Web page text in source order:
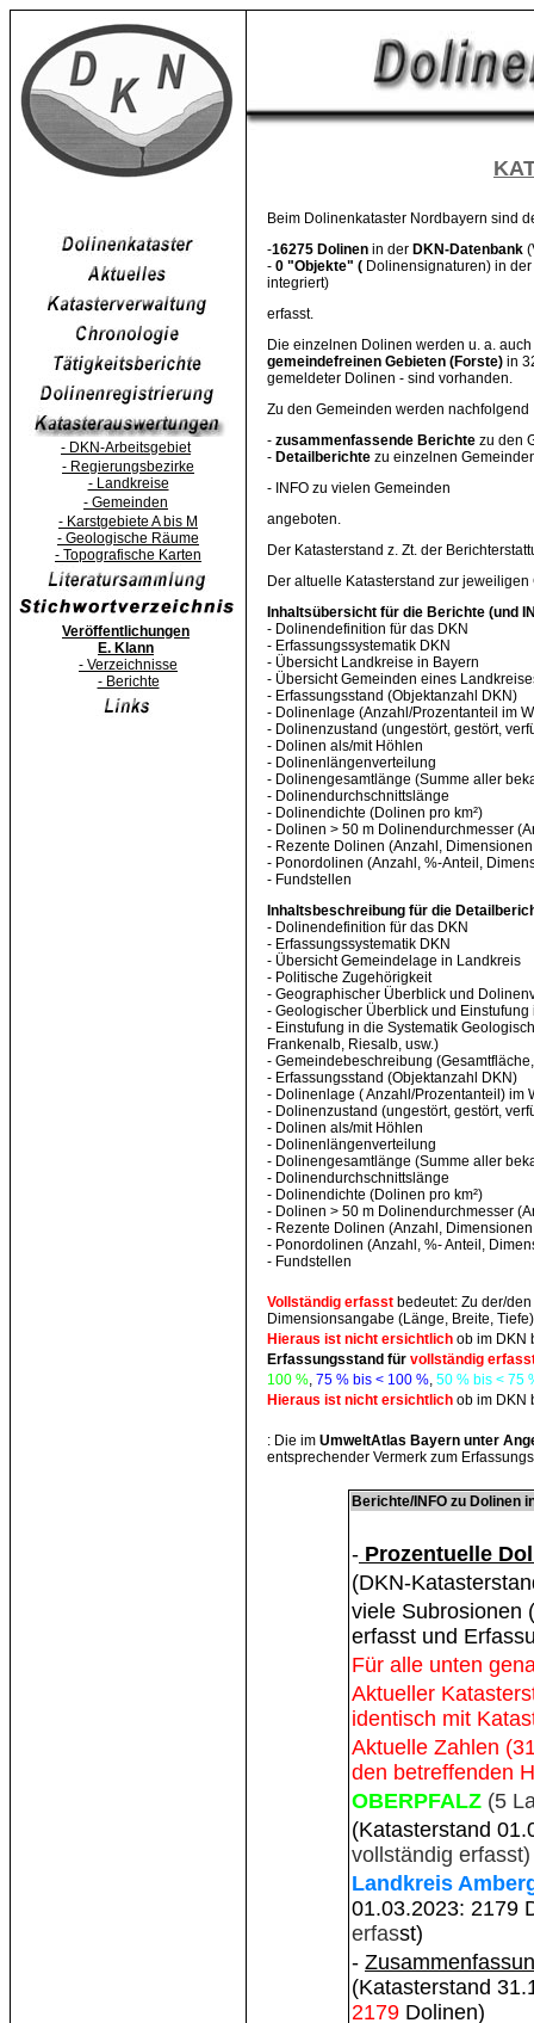
- DKN-Arbeitsgebiet
- Regierungsbezirke
- Landkreise
- Gemeinden
- Karstgebiete A bis M
- Geologische Räume
- Topografische Karten
Veröffentlichungen
E. Klann
- Verzeichnisse
- Berichte
Beim Dolinenkataster Nordbayern sind
-16275 Dolinen in der DKN-Datenbank
- 0 "Objekte" ( Dolinensignaturen) in
integriert)
erfasst.
Die einzelnen Dolinen werden u. a.
gemeindefreinen Gebieten (Forste) in
gemeldeter Dolinen - sind vorhanden.
Zu den Gemeinden werden nachfolgend
- zusammenfassende Berichte zu den
- Detailberichte zu einzelnen
- INFO zu vielen Gemeinden
angeboten.
Der Katasterstand z. Zt. der
Der altuelle Katasterstand zur
Inhaltsübersicht für die Berichte (und
- Dolinendefinition für das DKN
- Erfassungssystematik DKN
- Übersicht Landkreise in Bayern
- Übersicht Gemeinden eines
- Erfassungsstand (Objektanzahl DKN)
- Dolinenlage (Anzahl/Prozentanteil im
- Dolinenzustand (ungestört, gestört,
- Dolinen als/mit Höhlen
- Dolinenlängenverteilung
- Dolinengesamtlänge (Summe aller
- Dolinendurchschnittslänge
- Dolinendichte (Dolinen pro km²)
- Dolinen > 50 m Dolinendurchmesser
- Rezente Dolinen (Anzahl,
- Ponordolinen (Anzahl, %-Anteil,
- Fundstellen
Inhaltsbeschreibung für die
- Dolinendefinition für das DKN
- Erfassungssystematik DKN
- Übersicht Gemeindelage in Landkreis
- Politische Zugehörigkeit
- Geographischer Überblick und
- Geologischer Überblick und
- Einstufung in die Systematik
Frankenalb, Riesalb, usw.)
- Gemeindebeschreibung
- Erfassungsstand (Objektanzahl DKN)
- Dolinenlage ( Anzahl/Prozentanteil) im
- Dolinenzustand (ungestört, gestört,
- Dolinen als/mit Höhlen
- Dolinenlängenverteilung
- Dolinengesamtlänge (Summe aller
- Dolinendurchschnittslänge
- Dolinendichte (Dolinen pro km²)
- Dolinen > 50 m Dolinendurchmesser
- Rezente Dolinen (Anzahl,
- Ponordolinen (Anzahl, %- Anteil,
- Fundstellen
Vollständig erfasst bedeutet: Zu der/
Dimensionsangabe (Länge, Breite,
Hieraus ist nicht ersichtlich ob im DKN
Erfassungsstand für vollständig
100 %, 75 % bis < 100 %, 50 % bis < 75
Hieraus ist nicht ersichtlich ob im DKN
: Die im UmweltAtlas Bayern unter
entsprechender Vermerk zum
Berichte/INFO zu Dolinen
- Prozentuelle
(DKN-
viele Subrosionen
erfasst und
Für alle unten
Aktueller
identisch mit
Aktuelle Zahlen
den betreffenden
OBERPFALZ (5
(Katasterstand
vollständig erfasst)
Landkreis
01.03.2023: 2179
erfasst)
-
(Katasterstand
2179 Dolinen)